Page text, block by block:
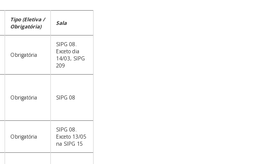
Tipo (Eletiva /
Obrigatória)
Sala
Obrigatória
SIPG 08.
Exceto dia
14/03, SIPG
209
Obrigatória SIPG 08
Obrigatória
SIPG 08.
Exceto 13/05
na SIPG 15